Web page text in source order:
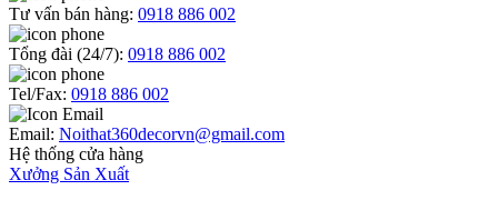
Tư vấn bán hàng: 0918 886 002
Tổng đài (24/7): 0918 886 002
Tel/Fax: 0918 886 002
Email: Noithat360decorvn@gmail.com
Hệ thống cửa hàng
Xưởng Sản Xuất